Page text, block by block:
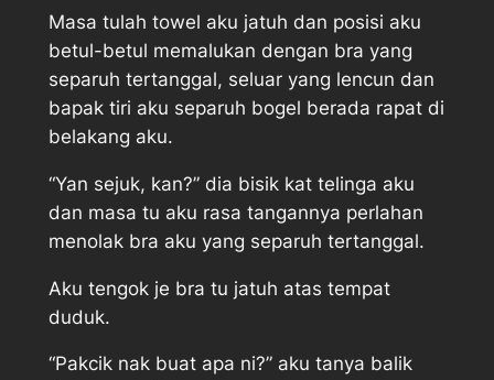
Masa tulah towel aku jatuh dan posisi aku
betul-betul memalukan dengan bra yang
separuh tertanggal, seluar yang lencun dan
bapak tiri aku separuh bogel berada rapat di
belakang aku.
“Yan sejuk, kan?” dia bisik kat telinga aku
dan masa tu aku rasa tangannya perlahan
menolak bra aku yang separuh tertanggal.
Aku tengok je bra tu jatuh atas tempat
duduk.
“Pakcik nak buat apa ni?” aku tanya balik